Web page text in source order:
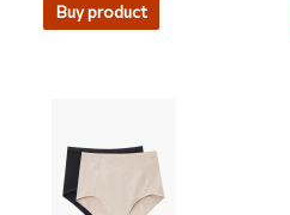
Buy product